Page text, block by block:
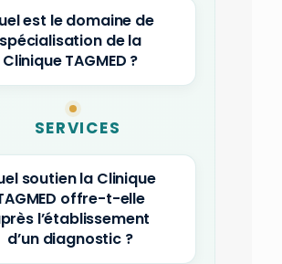
est le domaine de
spécialisation de la
Clinique TAGMED ?
SERVICES
soutien la Clinique
offre-t-elle
l’établissement
d’un diagnostic ?